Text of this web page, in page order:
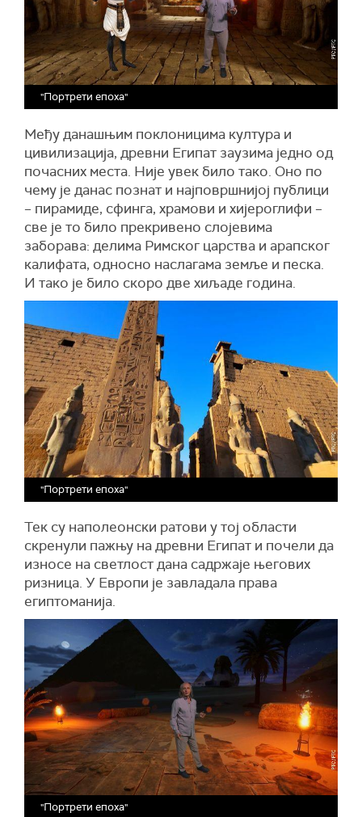
"Портрети епоха"
Међу данашњим поклоницима култура и
цивилизација, древни Египат заузима једно од
почасних места. Није увек било тако. Оно по
чему је данас познат и најповршнијој публици
– пирамиде, сфинга, храмови и хијероглифи –
све је то било прекривено слојевима
заборава: делима Римског царства и арапског
калифата, односно наслагама земље и песка.
И тако је било скоро две хиљаде година.
"Портрети епоха"
Тек су наполеонски ратови у тој области
скренули пажњу на древни Египат и почели да
износе на светлост дана садржаје његових
ризница. У Европи је завладала права
египтоманија.
"Портрети епоха"